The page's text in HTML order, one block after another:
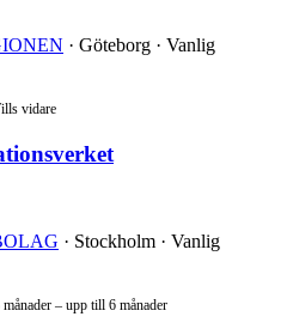
· Göteborg · Vanlig
vidare
· Stockholm · Vanlig
månader – upp till 6 månader